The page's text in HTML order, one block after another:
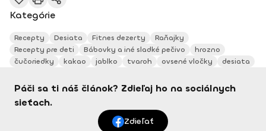
Kategórie
Recepty Desiata Fitnes dezerty
Raňajky
Recepty pre deti
Bábovky a iné sladké pečivo
hrozno
čučoriedky
kakao jablko tvaroh ovsené vločky desiata
Páči sa ti náš článok? Zdieľaj ho na sociálnych
sieťach.
Zdieľať